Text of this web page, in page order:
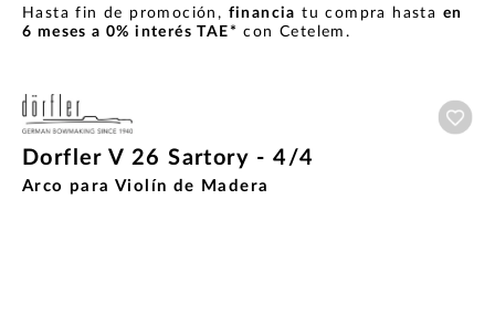
Hasta fin de promoción, financia tu compra hasta en
6 meses a 0% interés TAE* con Cetelem.
Dorfler V 26 Sartory - 4/4
Arco para Violín de Madera